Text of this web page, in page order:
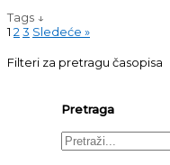
Tags ↓
1 23 Sledeće »
Filteri za pretragu časopisa
Pretraga